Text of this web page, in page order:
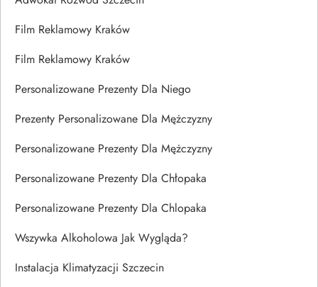
Film Reklamowy Kraków
Film Reklamowy Kraków
Personalizowane Prezenty Dla Niego
Prezenty Personalizowane Dla Mężczyzny
Personalizowane Prezenty Dla Mężczyzny
Personalizowane Prezenty Dla Chłopaka
Personalizowane Prezenty Dla Chlopaka
Wszywka Alkoholowa Jak Wygląda?
Instalacja Klimatyzacji Szczecin